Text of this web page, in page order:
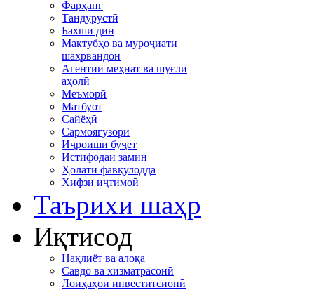
Фарҳанг
Тандурустӣ
Бахши дин
Мактубҳо ва муроҷиати
шаҳрвандон
Агентии меҳнат ва шуғли
аҳолӣ
Меъморӣ
Матбуот
Сайёҳӣ
Сармоягузорӣ
Иҷроиши буҷет
Истифодаи замин
Ҳолати фавқулодда
Хифзи иҷтимоӣ
Таърихи шаҳр
Иқтисод
Нақлиёт ва алоқа
Савдо ва хизматрасонӣ
Лоиҳаҳои инвеститсионӣ